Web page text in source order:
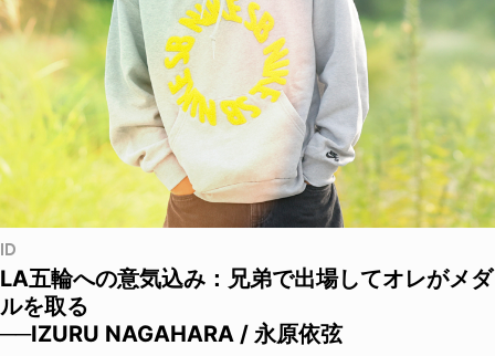
ID
LA五輪への意気込み：兄弟で出場してオレがメダ
ルを取る
──IZURU NAGAHARA / 永原依弦